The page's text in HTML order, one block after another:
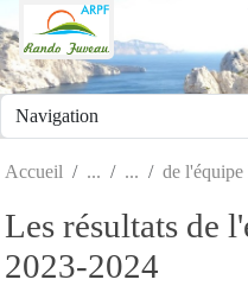
Accueil de
Les résultats de
2023-2024
Panneau de gestion des cookies